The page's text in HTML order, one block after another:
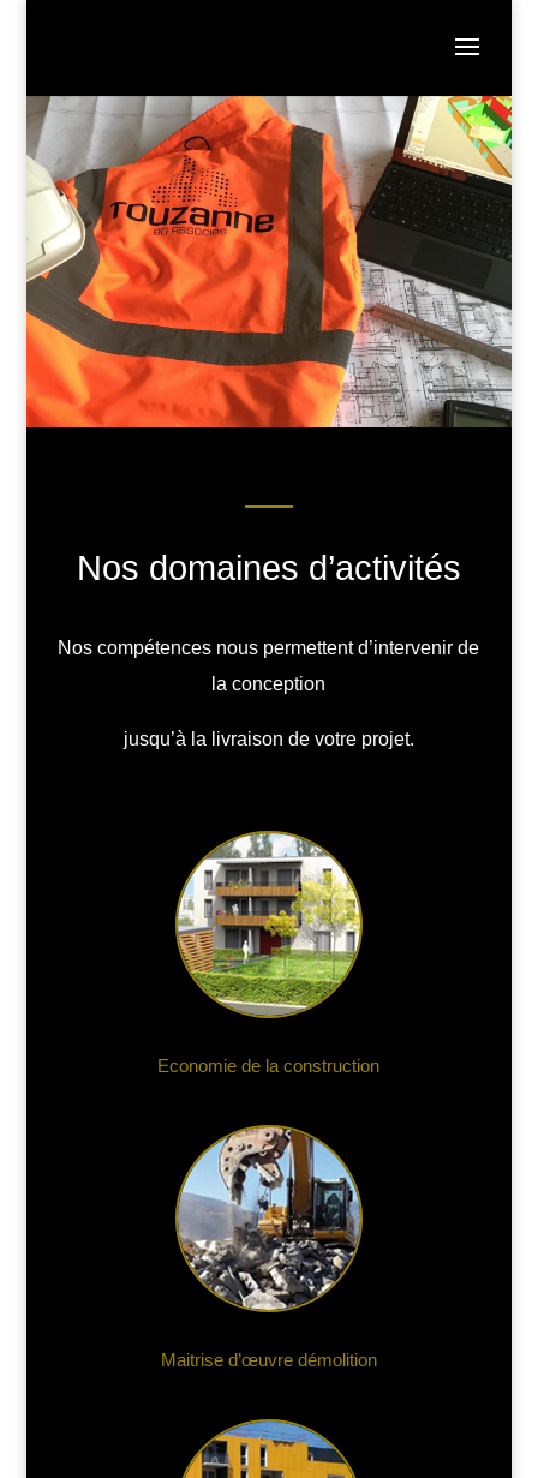
Nos domaines d’activités
Nos compétences nous permettent d’intervenir de
la conception
jusqu’à la livraison de votre projet.
Economie de la construction
Maitrise d’œuvre démolition